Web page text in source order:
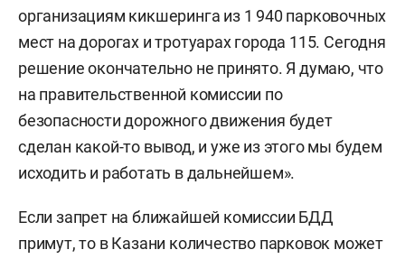
организациям кикшеринга из 1 940 парковочных
мест на дорогах и тротуарах города 115. Сегодня
решение окончательно не принято. Я думаю, что
на правительственной комиссии по
безопасности дорожного движения будет
сделан какой-то вывод, и уже из этого мы будем
исходить и работать в дальнейшем».
Если запрет на ближайшей комиссии БДД
примут, то в Казани количество парковок может